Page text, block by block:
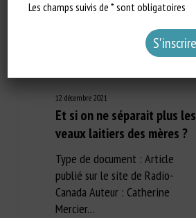
12 décembre 2021
Et si on ne séparait plus les
veaux laitiers des mères ?
Type de document : Article
publié sur le site de Radio-
Canada Auteur : Catherine
Mercier…
Les champs suivis de * sont obligatoires